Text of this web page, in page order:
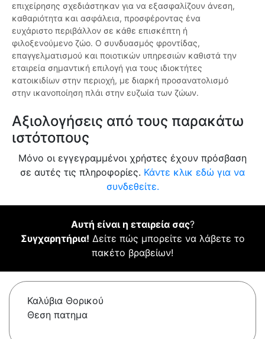
επιχείρησης σχεδιάστηκαν για να εξασφαλίζουν άνεση,
καθαριότητα και ασφάλεια, προσφέροντας ένα
ευχάριστο περιβάλλον σε κάθε επισκέπτη ή
φιλοξενούμενο ζώο. Ο συνδυασμός φροντίδας,
επαγγελματισμού και ποιοτικών υπηρεσιών καθιστά την
εταιρεία σημαντική επιλογή για τους ιδιοκτήτες
κατοικιδίων στην περιοχή, με διαρκή προσανατολισμό
στην ικανοποίηση πλάι στην ευζωία των ζώων.
Αξιολογήσεις από τους παρακάτω
ιστότοπους
Μόνο οι εγγεγραμμένοι χρήστες έχουν πρόσβαση
σε αυτές τις πληροφορίες. Κάντε κλικ εδώ για να
συνδεθείτε.
Αυτή είναι η εταιρεία σας?
Συγχαρητήρια! Δείτε πώς μπορείτε να λάβετε το
πακέτο βραβείων!
Καλύβια Θορικού
Θεση πατημα